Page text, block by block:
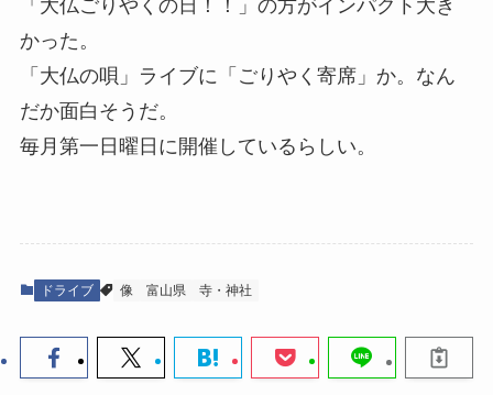
「大仏ごりやくの日！！」の方がインパクト大き
かった。
「大仏の唄」ライブに「ごりやく寄席」か。なん
だか面白そうだ。
毎月第一日曜日に開催しているらしい。
ドライブ 像 富山県 寺・神社